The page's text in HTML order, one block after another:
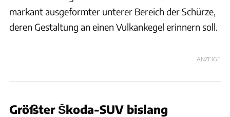
markant ausgeformter unterer Bereich der Schürze,
deren Gestaltung an einen Vulkankegel erinnern soll.
ANZEIGE
Größter Škoda-SUV bislang